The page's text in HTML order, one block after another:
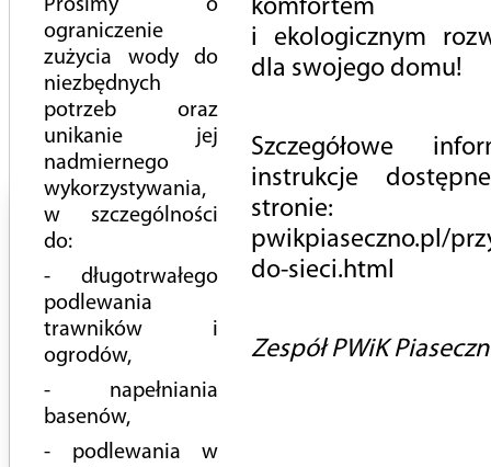
wodomierze, a te niezabezpieczone narażone są najbardziej
na zamarznięcie. Temperatura w takim pomieszczeniu
nie powinna spadać poniżej 0 stopni Celsjusza. Przestrzeganie
kilku prostych zasad, pozwoli uniknąć uszkodzenia
wewnętrznej instalacji wodociągowej.
Prosimy o
ograniczenie
zużycia wody do
niezbędnych
potrzeb oraz
unikanie jej
nadmiernego
wykorzystywania,
w szczególności
do:
- długotrwałego
podlewania
trawników i
ogrodów,
- napełniania
basenów,
- podlewania w
komfortem
i ekologicznym
dla swojego domu!
Szczegółowe
instrukcje
stronie:
pwikpiaseczno.pl/
do-sieci.html
Zespół PWiK